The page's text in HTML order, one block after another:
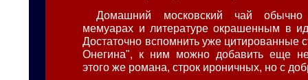
Домашний московский чай
мемуарах и литературе окрашенным в
Достаточно вспомнить уже цитированные
Онегина", к ним можно добавить еще
этого же романа, строк ироничных, но с